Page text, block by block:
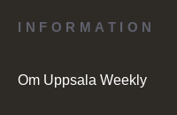
INFORMATION
Om Uppsala Weekly